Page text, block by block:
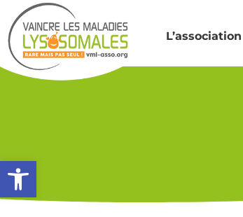
Ouvrir la barre d’outils
L’association